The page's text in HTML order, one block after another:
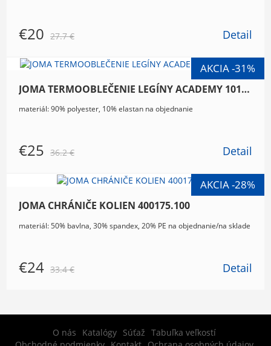
€20 27.7 € Detail
JOMA TERMOOBLEČENIE LEGÍNY ACADEMY 101016.200
materiál: 90% polyester, 10% elastan na objednanie
€25 36.2 € Detail
JOMA CHRÁNIČE KOLIEN 400175.100
materiál: 50% bavlna, 30% spandex, 20% PE na objednanie/na sklade
€24 33.4 € Detail
O nás Katalógy Súťaž Tabuľka veľkostí